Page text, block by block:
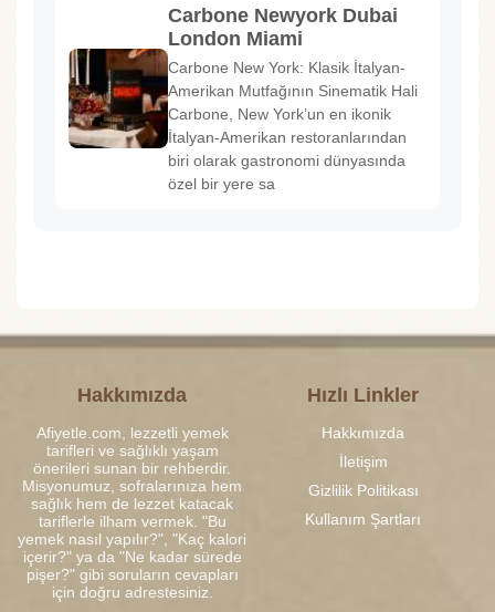
Carbone Newyork Dubai
London Miami
Carbone New York: Klasik İtalyan-
Amerikan Mutfağının Sinematik Hali
Carbone, New York’un en ikonik
İtalyan-Amerikan restoranlarından
biri olarak gastronomi dünyasında
özel bir yere sa
Hakkımızda
Afiyetle.com, lezzetli yemek
tarifleri ve sağlıklı yaşam
önerileri sunan bir rehberdir.
Misyonumuz, sofralarınıza hem
sağlık hem de lezzet katacak
tariflerle ilham vermek. "Bu
yemek nasıl yapılır?", "Kaç kalori
içerir?" ya da "Ne kadar sürede
pişer?" gibi soruların cevapları
için doğru adrestesiniz.
Hızlı Linkler
Hakkımızda
İletişim
Gizlilik Politikası
Kullanım Şartları